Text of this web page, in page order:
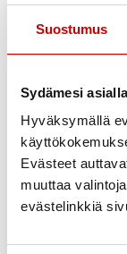
Suostumus
Sydämesi
Hyväksymällä
Evästeet
muuttaa
evästelinkkiä
liitetiedostoina ja
tiedostossa itse
jokainen lasku on
• Yhden
• PDF-tiedostojen
versio 1.3 tai
• PDF-tiedostot
• Dokumentin
z, A-Z, 0-9. Ethän